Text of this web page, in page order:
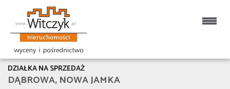
DĄBROWA, NOWA JAMKA
DZIAŁKA NA SPRZEDAŻ